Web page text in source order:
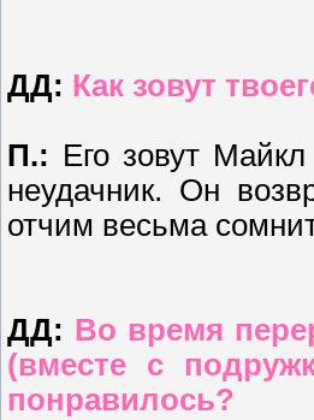
ДД: Как зовут
П.: Его зовут
неудачник. Он
отчим весьма
ДД: Во время
(вместе с
понравилось?